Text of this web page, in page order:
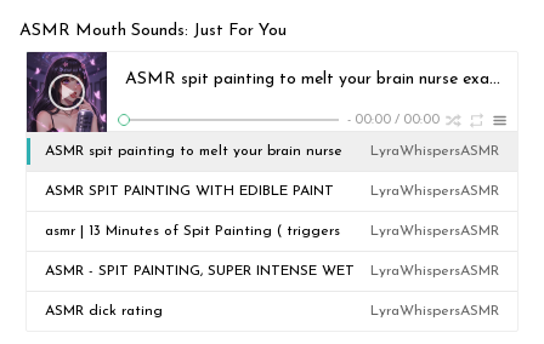
ASMR Mouth Sounds: Just For You
ASMR spit painting to melt your brain nurse exam f4m Roleplay
- 00:00 / 00:00
ASMR spit painting to melt your brain nurse
exam f4m Roleplay
LyraWhispersASMR
ASMR SPIT PAINTING WITH EDIBLE PAINT
2025 Roleplay
LyraWhispersASMR
asmr | 13 Minutes of Spit Painting ( triggers
f4m)
LyraWhispersASMR
ASMR - SPIT PAINTING, SUPER INTENSE WET
AND DRY MOUTH SOUNDS (F4A)
LyraWhispersASMR
ASMR dick rating LyraWhispersASMR